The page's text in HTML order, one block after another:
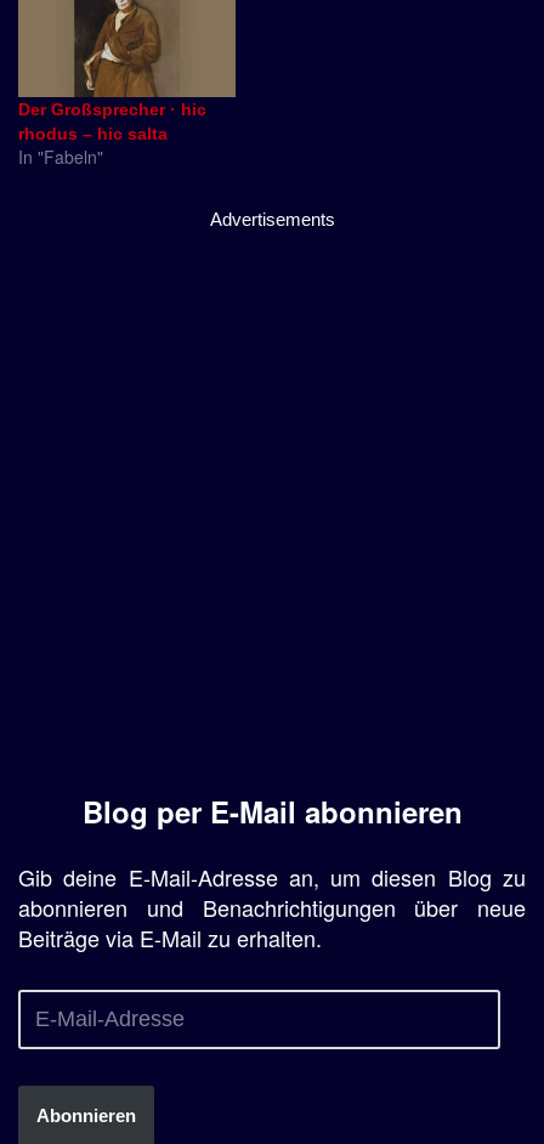
Der Großsprecher · hic
rhodus – hic salta
In "Fabeln"
Advertisements
Blog per E-Mail abonnieren
Gib deine E-Mail-Adresse an, um diesen Blog zu
abonnieren und Benachrichtigungen über neue
Beiträge via E-Mail zu erhalten.
Abonnieren